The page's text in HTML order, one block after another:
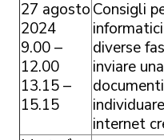
27 agosto
2024
9.00 –
12.00
13.15 –
15.15
Consigli
diverse
inviare
internet